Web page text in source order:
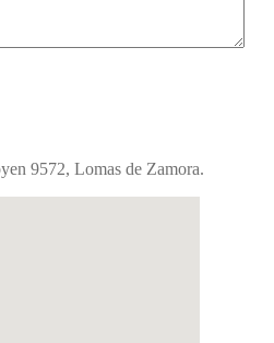
9572, Lomas de Zamora.